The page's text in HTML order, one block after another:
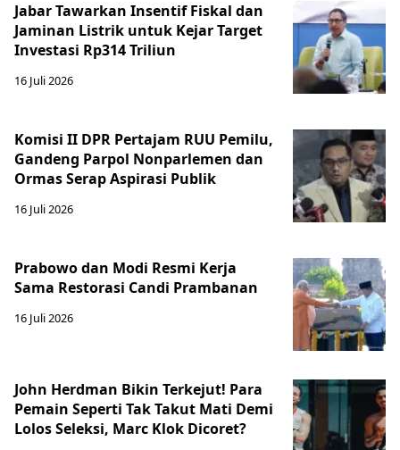
Jabar Tawarkan Insentif Fiskal dan
Jaminan Listrik untuk Kejar Target
Investasi Rp314 Triliun
16 Juli 2026
Komisi II DPR Pertajam RUU Pemilu,
Gandeng Parpol Nonparlemen dan
Ormas Serap Aspirasi Publik
16 Juli 2026
Prabowo dan Modi Resmi Kerja
Sama Restorasi Candi Prambanan
16 Juli 2026
John Herdman Bikin Terkejut! Para
Pemain Seperti Tak Takut Mati Demi
Lolos Seleksi, Marc Klok Dicoret?